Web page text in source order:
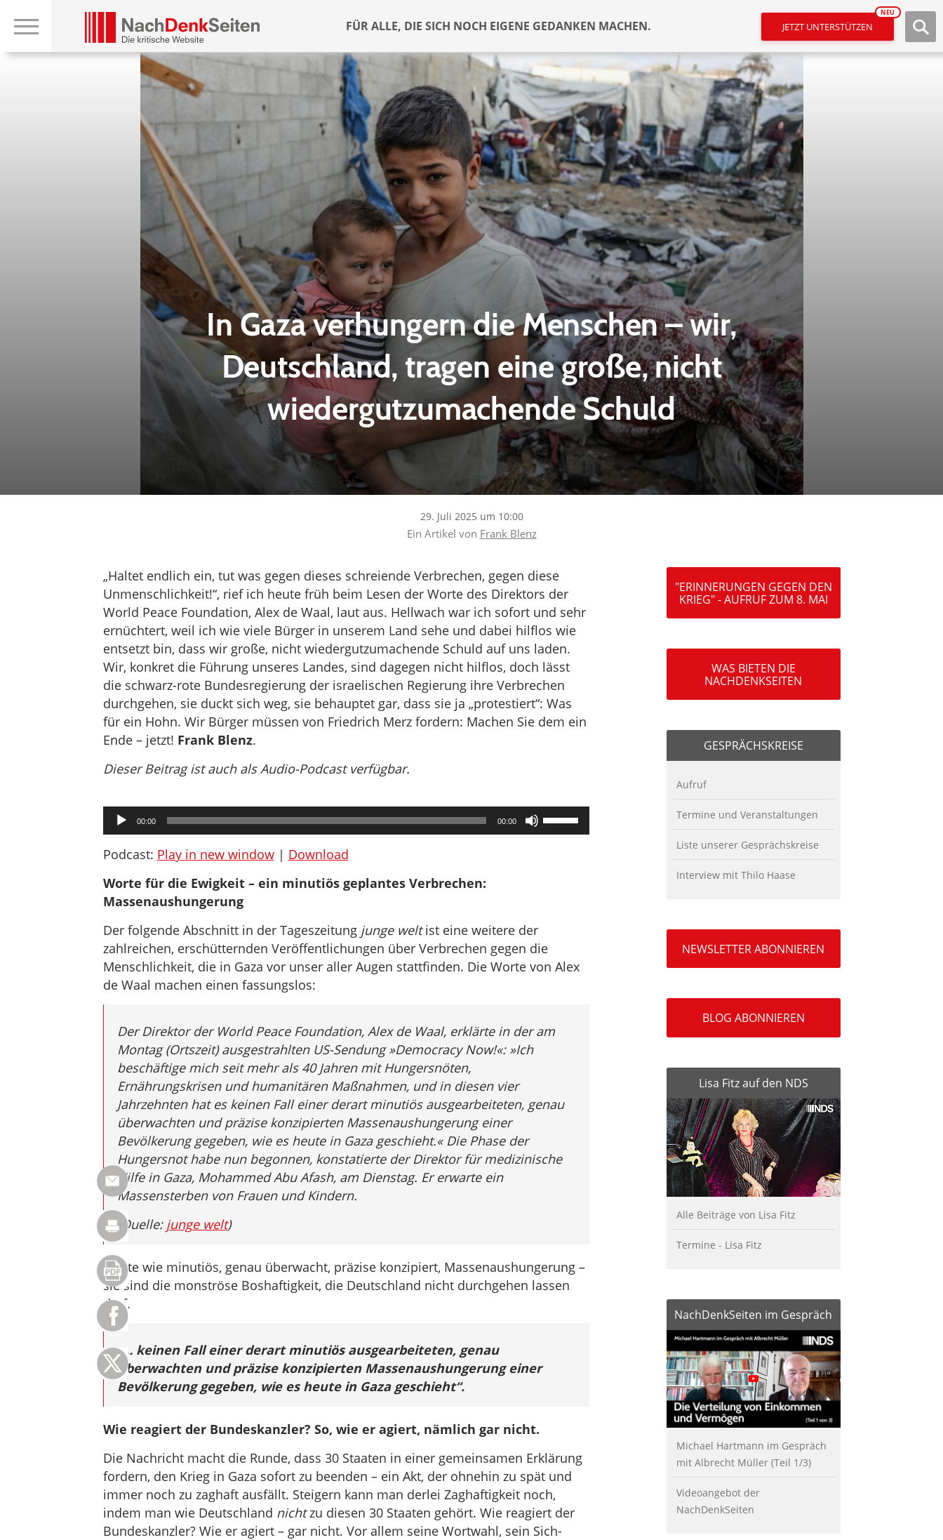
FÜR ALLE, DIE SICH NOCH EIGENE GEDANKEN MACHEN. JETZT UNTERSTÜTZEN
NEU
In Gaza verhungern die Menschen – wir,
Deutschland, tragen eine große, nicht
wiedergutzumachende Schuld
29. Juli 2025 um 10:00
Ein Artikel von Frank Blenz
„Haltet endlich ein, tut was gegen dieses schreiende Verbrechen, gegen diese
Unmenschlichkeit!“, rief ich heute früh beim Lesen der Worte des Direktors der
World Peace Foundation, Alex de Waal, laut aus. Hellwach war ich sofort und sehr
ernüchtert, weil ich wie viele Bürger in unserem Land sehe und dabei hilflos wie
entsetzt bin, dass wir große, nicht wiedergutzumachende Schuld auf uns laden.
Wir, konkret die Führung unseres Landes, sind dagegen nicht hilflos, doch lässt
die schwarz-rote Bundesregierung der israelischen Regierung ihre Verbrechen
durchgehen, sie duckt sich weg, sie behauptet gar, dass sie ja „protestiert“: Was
für ein Hohn. Wir Bürger müssen von Friedrich Merz fordern: Machen Sie dem ein
Ende – jetzt! Frank Blenz.
Dieser Beitrag ist auch als Audio-Podcast verfügbar.
Audio-
Player
00:00 00:00
Pfeiltasten
Hoch/Runter
Podcast: Play in new window| Download
Worte für die Ewigkeit – ein minutiös geplantes Verbrechen:
Massenaushungerung
Der folgende Abschnitt in der Tageszeitung junge weltist eine weitere der
zahlreichen, erschütternden Veröffentlichungen über Verbrechen gegen die
Menschlichkeit, die in Gaza vor unser aller Augen stattfinden. Die Worte von Alex
de Waal machen einen fassungslos:
Der Direktor der World Peace Foundation, Alex de Waal, erklärte in der am
Montag (Ortszeit) ausgestrahlten US-Sendung »Democracy Now!«: »Ich
beschäftige mich seit mehr als 40 Jahren mit Hungersnöten,
Ernährungskrisen und humanitären Maßnahmen, und in diesen vier
Jahrzehnten hat es keinen Fall einer derart minutiös ausgearbeiteten, genau
überwachten und präzise konzipierten Massenaushungerung einer
Bevölkerung gegeben, wie es heute in Gaza geschieht.« Die Phase der
Hungersnot habe nun begonnen, konstatierte der Direktor für medizinische
Hilfe in Gaza, Mohammed Abu Afash, am Dienstag. Er erwarte ein
Massensterben von Frauen und Kindern.
(Quelle: junge welt)
Worte wie minutiös, genau überwacht, präzise konzipiert, Massenaushungerung –
sie sind die monströse Boshaftigkeit, die Deutschland nicht durchgehen lassen
darf.
„… keinen Fall einer derart minutiös ausgearbeiteten, genau
überwachten und präzise konzipierten Massenaushungerung einer
Bevölkerung gegeben, wie es heute in Gaza geschieht“.
Wie reagiert der Bundeskanzler? So, wie er agiert, nämlich gar nicht.
Die Nachricht macht die Runde, dass 30 Staaten in einer gemeinsamen Erklärung
fordern, den Krieg in Gaza sofort zu beenden – ein Akt, der ohnehin zu spät und
immer noch zu zaghaft ausfällt. Steigern kann man derlei Zaghaftigkeit noch,
indem man wie Deutschland nichtzu diesen 30 Staaten gehört. Wie reagiert der
Bundeskanzler? Wie er agiert – gar nicht. Vor allem seine Wortwahl, sein Sich-
"ERINNERUNGEN GEGEN DEN
KRIEG" - AUFRUF ZUM 8. MAI
WAS BIETEN DIE
NACHDENKSEITEN
GESPRÄCHSKREISE
Aufruf
Termine und Veranstaltungen
Liste unserer Gesprächskreise
Interview mit Thilo Haase
NEWSLETTER ABONNIEREN
BLOG ABONNIEREN
Lisa Fitz auf den NDS
Alle Beiträge von Lisa Fitz
Termine - Lisa Fitz
NachDenkSeiten im Gespräch
Michael Hartmann im Gespräch
mit Albrecht Müller (Teil 1/3)
Videoangebot der
NachDenkSeiten